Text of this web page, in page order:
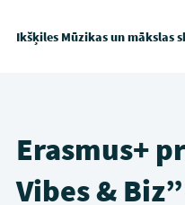
Ikšķiles Mūzikas un mākslas
Erasmus+
Vibes &